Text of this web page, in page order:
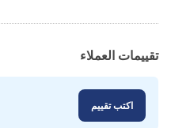
تقييمات العملاء
اكتب تقييم